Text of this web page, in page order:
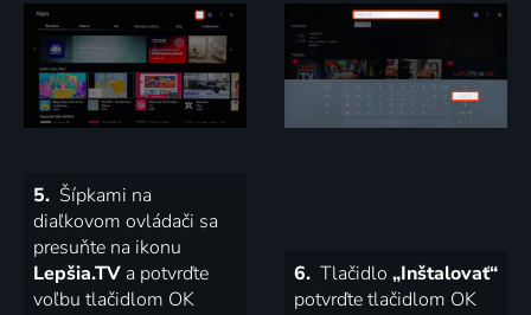
5. Šípkami na
diaľkovom ovládači sa
presuňte na ikonu
Lepšia.TV a potvrďte
voľbu tlačidlom OK
6. Tlačidlo „Inštalovať“
potvrďte tlačidlom OK